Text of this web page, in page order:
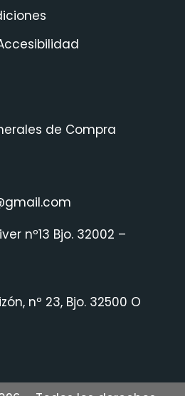
de Compra
nº13 Bjo. 32002 –
nº 23, Bjo. 32500 O